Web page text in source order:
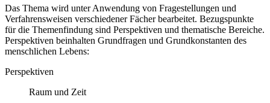
Das Thema wird unter Anwendung von Fragestellungen und
Verfahrensweisen verschiedener Fächer bearbeitet. Bezugspunkte
für die Themenfindung sind Perspektiven und thematische Bereiche.
Perspektiven beinhalten Grundfragen und Grundkonstanten des
menschlichen Lebens:
Perspektiven
Raum und Zeit